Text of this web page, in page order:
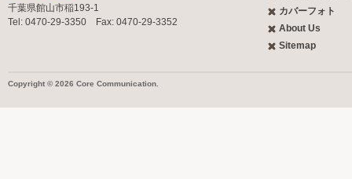
千葉県館山市稲193-1
Tel: 0470-29-3350 Fax: 0470-29-3352
カバーフォト
About Us
Sitemap
Copyright © 2026 Core Communication.